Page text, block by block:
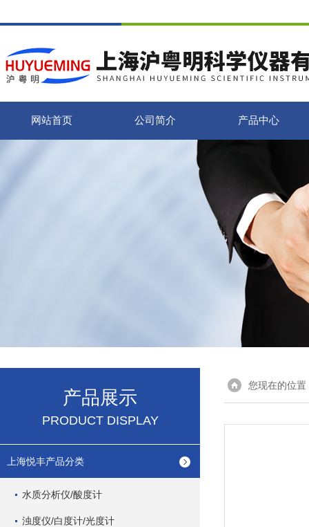
网站首页 公司简介 产品中心
产品展示
PRODUCT DISPLAY
上海悦丰产品分类
水质分析仪/酸度计
浊度仪/白度计/光度计
您现在的位置